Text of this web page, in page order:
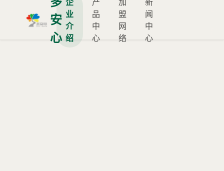
安
心
业
介
绍
品
中
心
盟
网
络
闻
中
心